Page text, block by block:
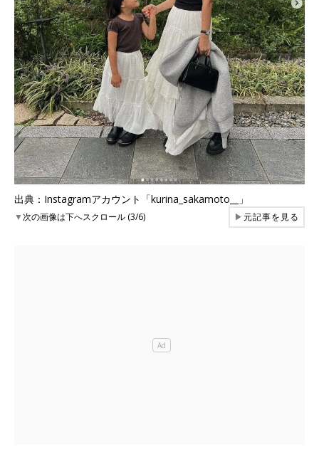
出典：Instagramアカウント「kurina_sakamoto__」
▼次の画像は下へスクロール (3/6) ▶元記事を見る